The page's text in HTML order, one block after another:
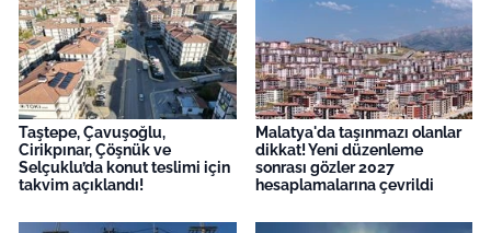
Taştepe, Çavuşoğlu,
Cirikpınar, Çöşnük ve
Selçuklu’da konut teslimi için
takvim açıklandı!
Malatya'da taşınmazı olanlar
dikkat! Yeni düzenleme
sonrası gözler 2027
hesaplamalarına çevrildi